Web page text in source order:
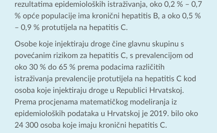
rezultatima epidemioloških istraživanja, oko 0,2 % – 0,7
% opće populacije ima kronični hepatitis B, a oko 0,5 %
– 0,9 % protutijela na hepatitis C.
Osobe koje injektiraju droge čine glavnu skupinu s
povećanim rizikom za hepatitis C, s prevalencijom od
oko 30 % do 65 % prema podacima različitih
istraživanja prevalencije protutijela na hepatitis C kod
osoba koje injektiraju droge u Republici Hrvatskoj.
Prema procjenama matematičkog modeliranja iz
epidemioloških podataka u Hrvatskoj je 2019. bilo oko
24 300 osoba koje imaju kronični hepatitis C.